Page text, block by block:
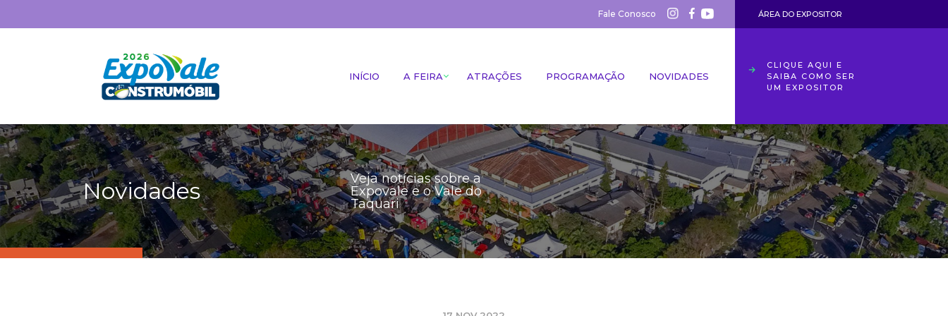
Fale Conosco ÁREA DO EXPOSITOR
INÍCIO A FEIRA ATRAÇÕES PROGRAMAÇÃO NOVIDADES
CLIQUE AQUI E
SAIBA COMO SER
UM EXPOSITOR
Novidades
Veja notícias sobre a
Expovale e o Vale do
Taquari